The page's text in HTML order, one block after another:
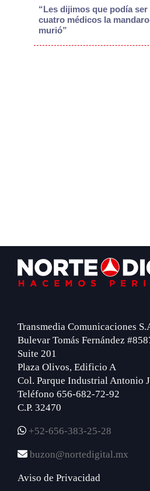
“Les dijimos que podía
cuatro médicos la
murió”
Footer
Transmedia Comunicaciones
Bulevar Tomás Fernández
Suite 201
Plaza Olivos, Edificio A
Col. Parque Industrial Antonio
Teléfono 656-682-72-92
C.P. 32470
+52-656-383-25-28
buzon@nortedigital.mx
Aviso de Privacidad